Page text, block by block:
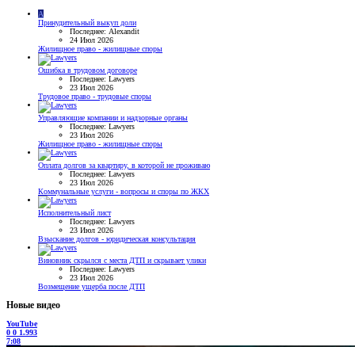
A
Принудительный выкуп доли
Последнее: Alexandit
24 Июл 2026
Жилищное право - жилищные споры
Ошибка в трудовом договоре
Последнее: Lawyers
23 Июл 2026
Трудовое право - трудовые споры
Управляющие компании и надзорные органы
Последнее: Lawyers
23 Июл 2026
Жилищное право - жилищные споры
Оплата долгов за квартиру, в которой не проживаю
Последнее: Lawyers
23 Июл 2026
Коммунальные услуги - вопросы и споры по ЖКХ
Исполнительный лист
Последнее: Lawyers
23 Июл 2026
Взыскание долгов - юридическая консультация
Виновник скрылся с места ДТП и скрывает улики
Последнее: Lawyers
23 Июл 2026
Возмещение ущерба после ДТП
Новые видео
YouTube
0 0 1.993
7:08